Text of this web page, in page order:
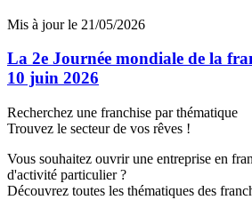
Mis à jour le 21/05/2026
La 2e Journée mondiale de la
10 juin 2026
Recherchez une franchise par thématique
Trouvez le secteur de vos rêves !
Vous souhaitez ouvrir une entreprise en
d'activité particulier ?
Découvrez toutes les thématiques des